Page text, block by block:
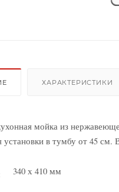
ХАРАКТЕРИСТИКИ
мойка из
в тумбу от 45 см.
340 х 410 мм